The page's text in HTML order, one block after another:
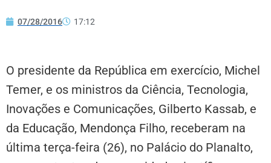
07/28/2016 17:12
O presidente da República em exercício, Michel
Temer, e os ministros da Ciência, Tecnologia,
Inovações e Comunicações, Gilberto Kassab, e
da Educação, Mendonça Filho, receberam na
última terça-feira (26), no Palácio do Planalto,